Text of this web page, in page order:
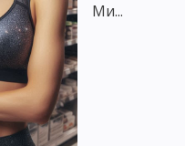
Ми...